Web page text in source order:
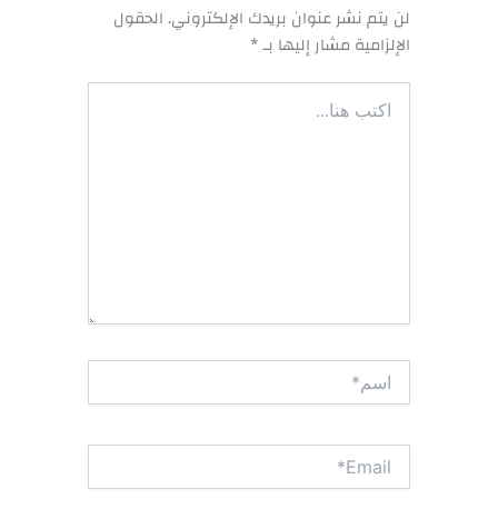
لن يتم نشر عنوان بريدك الإلكتروني.الحقول
الإلزامية مشار إليها بـ*
اكتب
هنا...
اسم*
Email*